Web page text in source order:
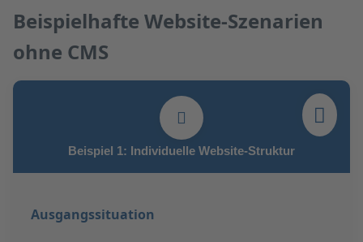
Beispielhafte Website-Szenarien
ohne CMS
Beispiel 1: Individuelle Website-Struktur
Ausgangssituation